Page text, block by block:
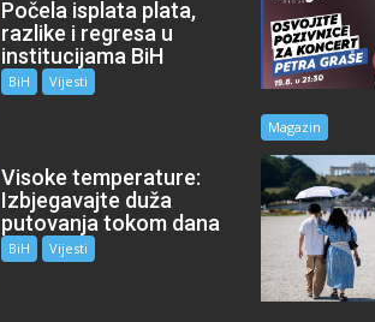
Počela isplata plata,
razlike i regresa u
institucijama BiH
BiH Vijesti
Visoke temperature:
Izbjegavajte duža
putovanja tokom dana
BiH Vijesti
Magazin